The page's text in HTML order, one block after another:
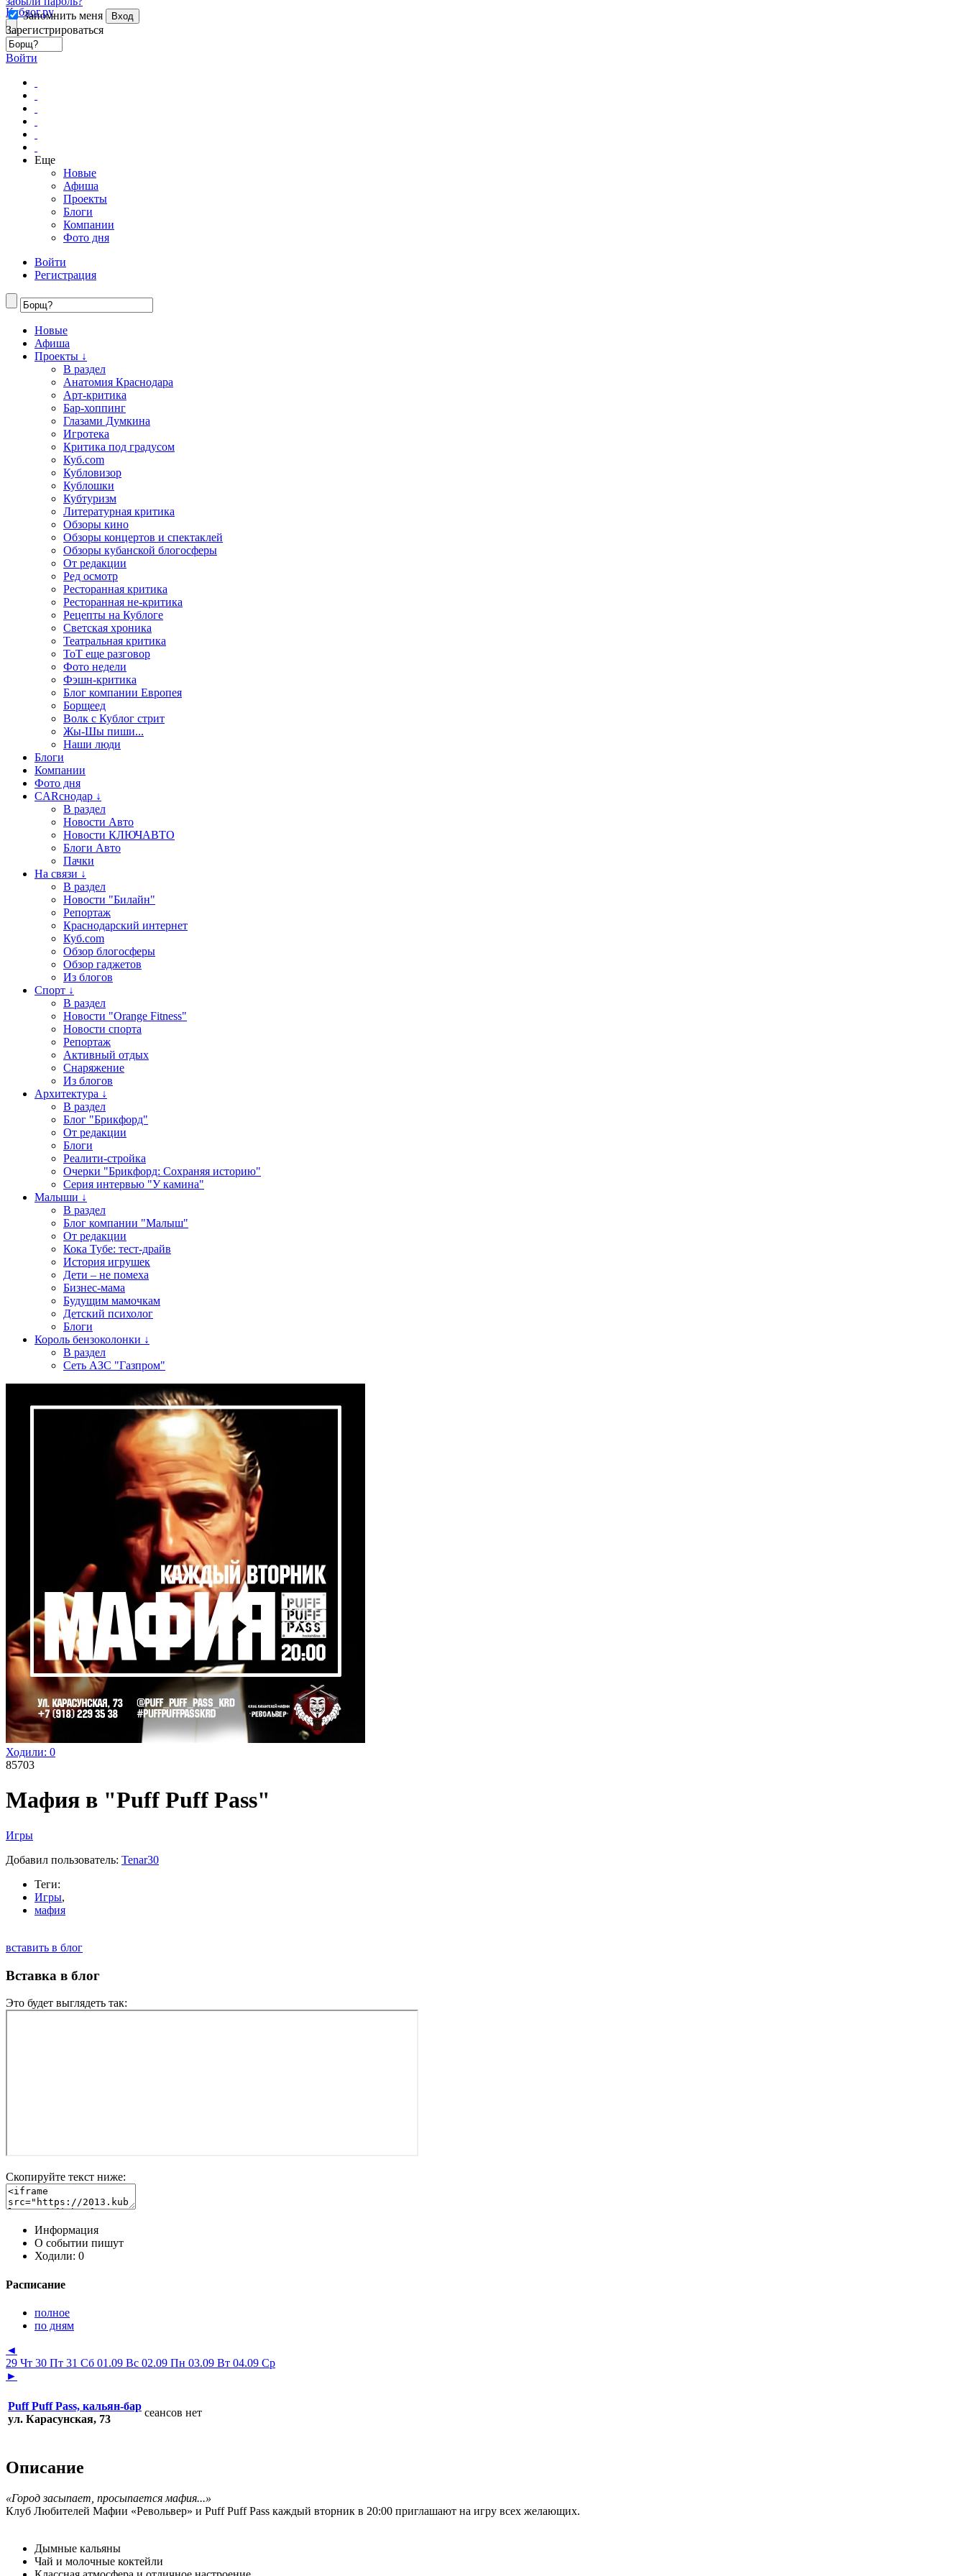
Запомнить меня
Вход
Зарегистрироваться
Кублог.ру
Войти
Еще
Новые
Афиша
Проекты
Блоги
Компании
Фото дня
Войти
Регистрация
Новые
Афиша
Проекты ↓
В раздел
Анатомия Краснодара
Арт-критика
Бар-хоппинг
Глазами Думкина
Игротека
Критика под градусом
Куб.com
Кубловизор
Кублошки
Кубтуризм
Литературная критика
Обзоры кино
Обзоры концертов и спектаклей
Обзоры кубанской блогосферы
От редакции
Ред осмотр
Ресторанная критика
Ресторанная не-критика
Рецепты на Кублоге
Светская хроника
Театральная критика
ТоТ еще разговор
Фото недели
Фэшн-критика
Блог компании Европея
Борщеед
Волк с Кублог стрит
Жы-Шы пиши...
Наши люди
Блоги
Компании
Фото дня
CARснодар ↓
В раздел
Новости Авто
Новости КЛЮЧАВТО
Блоги Авто
Пачки
На связи ↓
В раздел
Новости "Билайн"
Репортаж
Краснодарский интернет
Куб.com
Обзор блогосферы
Обзор гаджетов
Из блогов
Спорт ↓
В раздел
Новости "Orange Fitness"
Новости спорта
Репортаж
Активный отдых
Снаряжение
Из блогов
Архитектура ↓
В раздел
Блог "Брикфорд"
От редакции
Блоги
Реалити-стройка
Очерки "Брикфорд: Сохраняя историю"
Серия интервью "У камина"
Малыши ↓
В раздел
Блог компании "Малыш"
От редакции
Кока Тубе: тест-драйв
История игрушек
Дети – не помеха
Бизнес-мама
Будущим мамочкам
Детский психолог
Блоги
Король бензоколонки ↓
В раздел
Сеть АЗС "Газпром"
Ходили: 0
85703
Мафия в "Puff Puff Pass"
Игры
Добавил пользователь: Tenar30
Теги:
Игры,
мафия
вставить в блог
Вставка в блог
Это будет выглядеть так:
Скопируйте текст ниже:
Информация
О событии пишут
Ходили: 0
Расписание
полное
по дням
◄
29 Чт 30 Пт 31 Сб 01.09 Вс 02.09 Пн 03.09 Вт 04.09 Ср
►
Puff Puff Pass, кальян-бар
ул. Карасунская, 73
сеансов нет
Описание
«Город засыпает, просыпается мафия...»
Клуб Любителей Мафии «Револьвер» и Puff Puff Pass каждый вторник в 20:00 приглашают на игру всех желающих.
Дымные кальяны
Чай и молочные коктейли